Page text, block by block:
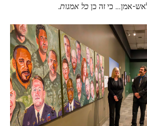
אמן… כי זה כןכל אמנות.